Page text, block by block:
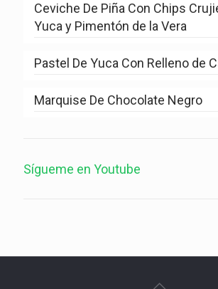
Ceviche De Piña Con Chips
Yuca y Pimentón de la Vera
Pastel De Yuca Con Relleno de
Marquise De Chocolate Negro
Sígueme en Youtube